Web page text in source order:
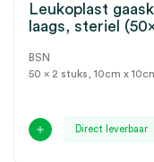
Leukoplast
laags, steriel
BSN
50 x 2 stuks, 10cm x
Direct leverbaar